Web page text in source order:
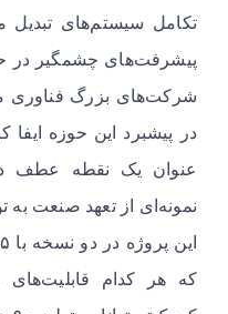
پیشرفت‌های چشمگیر در
شرکت‌های بزرگ فناوری
در پیشبرد این حوزه ایفا
عنوان یک نقطه عطف
نمونه‌ای از تعهد صنعت به
که هر کدام